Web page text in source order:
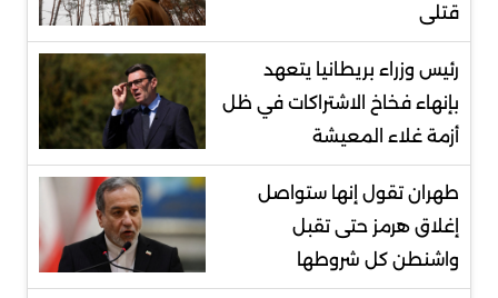
قتلى
رئيس وزراء بريطانيا يتعهد
بإنهاء فخاخ الاشتراكات في ظل
أزمة غلاء المعيشة
طهران تقول إنها ستواصل
إغلاق هرمز حتى تقبل
واشنطن كل شروطها